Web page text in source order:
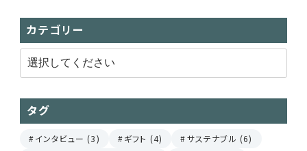
カテゴリー
タグ
インタビュー (3) ギフト (4)
サステナブル (6)